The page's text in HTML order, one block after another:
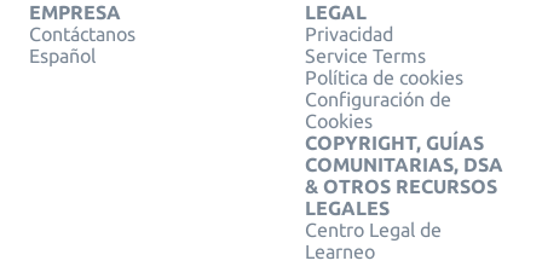
EMPRESA
Contáctanos
Español
LEGAL
Privacidad
Service Terms
Política de cookies
Configuración de
Cookies
COPYRIGHT, GUÍAS
COMUNITARIAS, DSA
& OTROS RECURSOS
LEGALES
Centro Legal de
Learneo